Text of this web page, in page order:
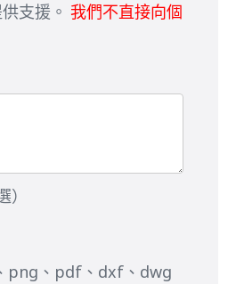
支援。 我們不直接向個
png、pdf、dxf、dwg